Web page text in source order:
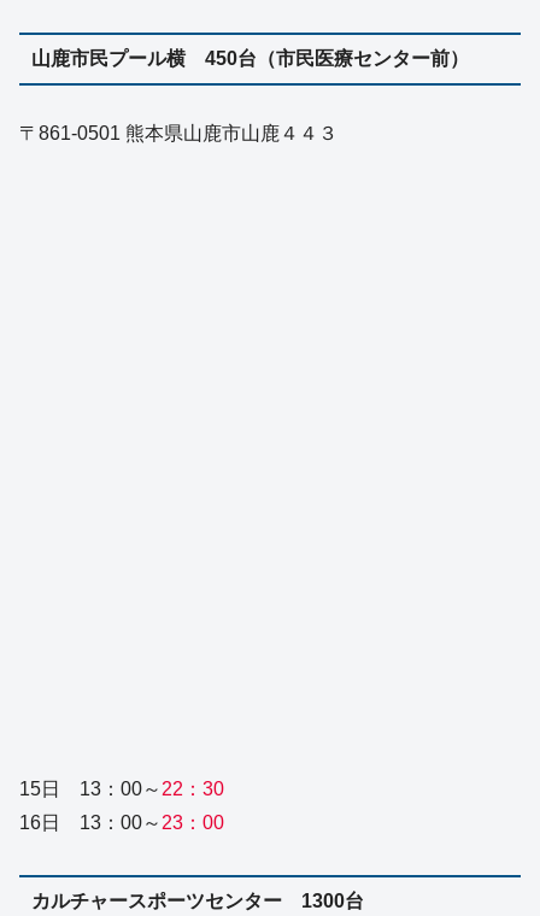
山鹿市民プール横 450台（市民医療センター前）
〒861-0501 熊本県山鹿市山鹿４４３
15日 13：00～ 22：30
16日 13：00～ 23：00
カルチャースポーツセンター 1300台